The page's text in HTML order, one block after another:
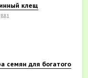
клещ
семян для богатого